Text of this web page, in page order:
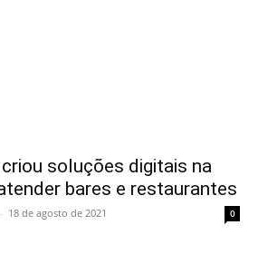
soluções digitais na
bares e restaurantes
- 18 de agosto de 2021 0